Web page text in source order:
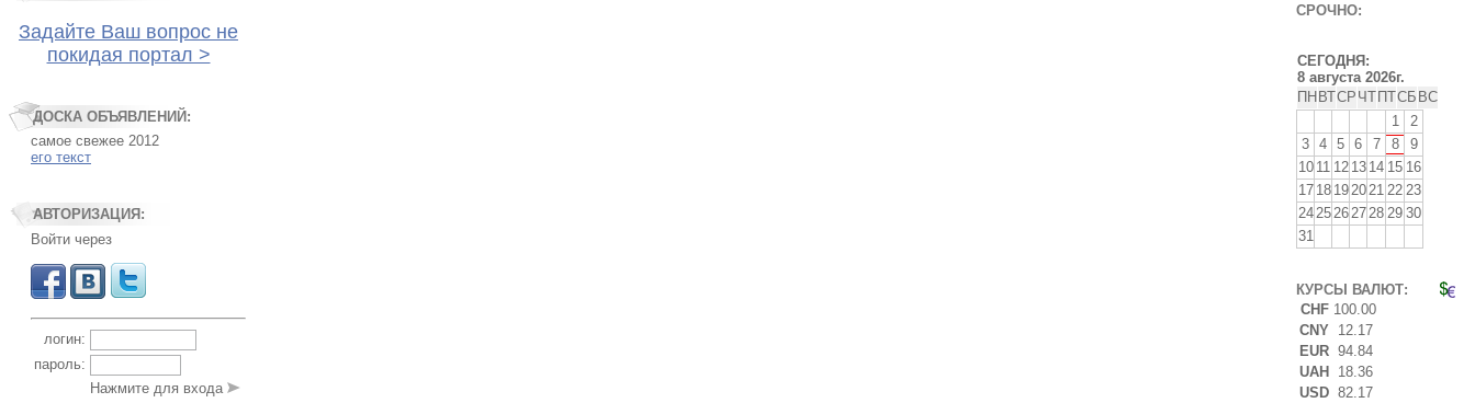
Задайте Ваш вопрос не
покидая портал >
ДОСКА ОБЪЯВЛЕНИЙ:
самое свежее 2012
его текст
АВТОРИЗАЦИЯ:
Войти через
логин:
пароль:
Нажмите для входа
СРОЧНО:
СЕГОДНЯ:
8 августа 2026г.
ПНВТСР ЧТПТСБ ВС
1
2
3 4 5 6 7 8
9
10 11 12 13 14 15 16
17 18 19 20 21 22 23
24 25 26 27 28 29 30
31
КУРСЫ ВАЛЮТ:
CHF 100.00
CNY 12.17
EUR 94.84
UAH 18.36
USD 82.17